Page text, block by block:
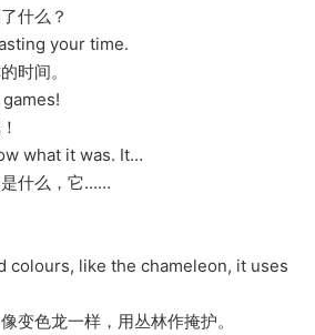
什么？
your time.
间。
what it was. It…
什么，它……
like the chameleon, it uses
色龙一样，用丛林作掩护。